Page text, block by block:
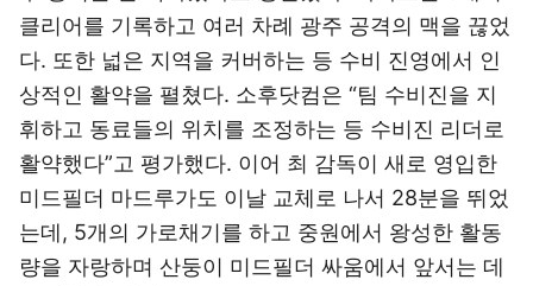
클리어를 기록하고 여러 차례 광주 공격의 맥을 끊었
다. 또한 넓은 지역을 커버하는 등 수비 진영에서 인
상적인 활약을 펼쳤다. 소후닷컴은 “팀 수비진을 지
휘하고 동료들의 위치를 조정하는 등 수비진 리더로
활약했다”고 평가했다. 이어 최 감독이 새로 영입한
미드필더 마드루가도 이날 교체로 나서 28분을 뛰었
는데, 5개의 가로채기를 하고 중원에서 왕성한 활동
량을 자랑하며 산둥이 미드필더 싸움에서 앞서는 데